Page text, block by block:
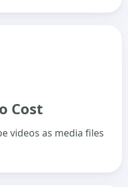
Cost
videos as media files